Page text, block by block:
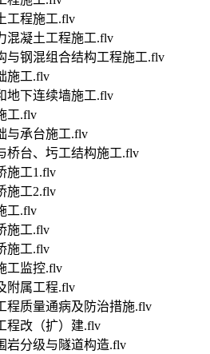
工程施工.flv
混凝土工程施工.flv
与钢混组合结构工程施工.flv
施工.flv
地下连续墙施工.flv
工.flv
与承台施工.flv
桥台、圬工结构施工.flv
施工1.flv
施工2.flv
工.flv
施工.flv
施工.flv
工监控.flv
附属工程.flv
程质量通病及防治措施.flv
程改（扩）建.flv
岩分级与隧道构造.flv